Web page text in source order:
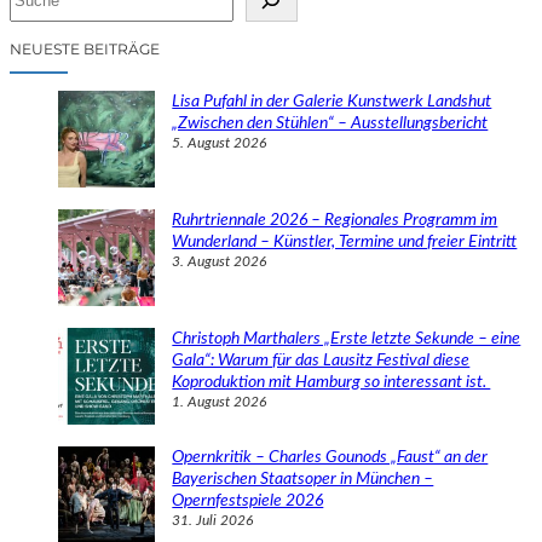
cNEUESTE BEITRÄGE
Lisa Pufahl in der Galerie Kunstwerk Landshut
„Zwischen den Stühlen“ – Ausstellungsbericht
5. August 2026
Ruhrtriennale 2026 – Regionales Programm im
Wunderland – Künstler, Termine und freier Eintritt
3. August 2026
Christoph Marthalers „Erste letzte Sekunde – eine
Gala“: Warum für das Lausitz Festival diese
Koproduktion mit Hamburg so interessant ist.
1. August 2026
Opernkritik – Charles Gounods „Faust“ an der
Bayerischen Staatsoper in München –
Opernfestspiele 2026
31. Juli 2026